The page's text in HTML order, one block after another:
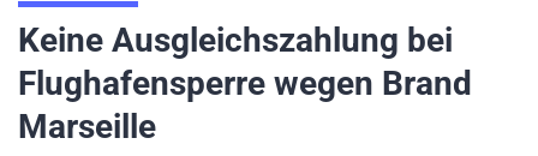
Keine Ausgleichszahlung bei
Flughafensperre wegen Brand
Marseille